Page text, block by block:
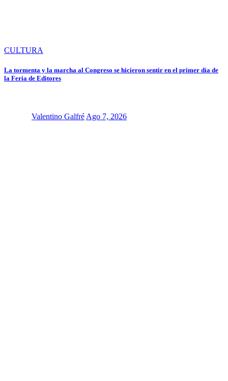
CULTURA
La tormenta y la marcha al Congreso se hicieron sentir en el primer día de
la Feria de Editores
Valentino Galfré Ago 7, 2026